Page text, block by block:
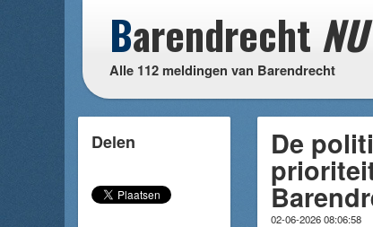
Barendrecht NU
Alle 112 meldingen van Barendrecht
Delen De
02-06-2026 08:06:58